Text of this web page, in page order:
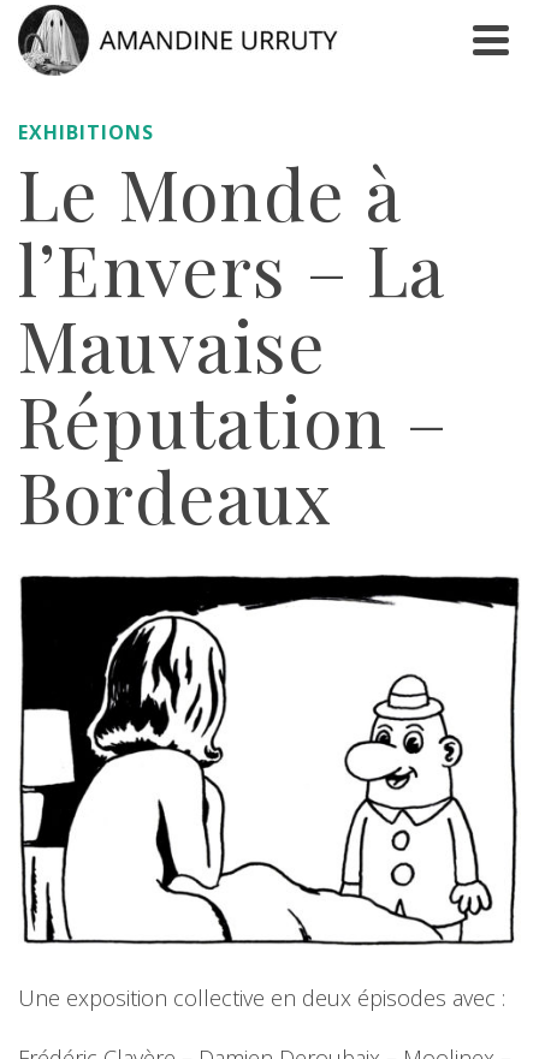
EXHIBITIONS
Le Monde à
l’Envers – La
Mauvaise
Réputation –
Bordeaux
Une exposition collective en deux épisodes avec :